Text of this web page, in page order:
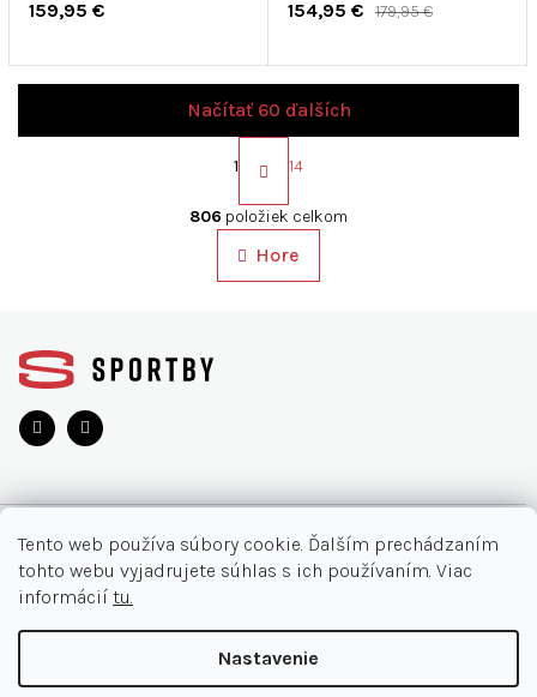
Tento web používa súbory cookie. Ďalším prechádzaním
tohto webu vyjadrujete súhlas s ich používaním. Viac
informácií tu.
Nastavenie
159,95 € 154,95 € 179,95 €
v
á
d
y
ý
p
s
u
Načítať 60 ďalších
S
t
á
n
k
o
1 14
806 položiek celkom
Hore
e
O NÁKUPE
Moja objednávka
Najčastejšie otázky
INFORMÁCIE
Akcie